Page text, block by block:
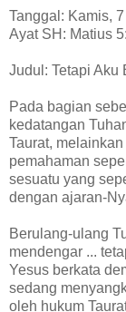
Tanggal: Kamis,
Ayat SH: Matius
Judul: Tetapi Aku
Pada bagian
kedatangan
Taurat,
pemahaman
sesuatu yang
dengan ajaran-
Berulang-ulang
mendengar ...
Yesus berkata
sedang
oleh hukum